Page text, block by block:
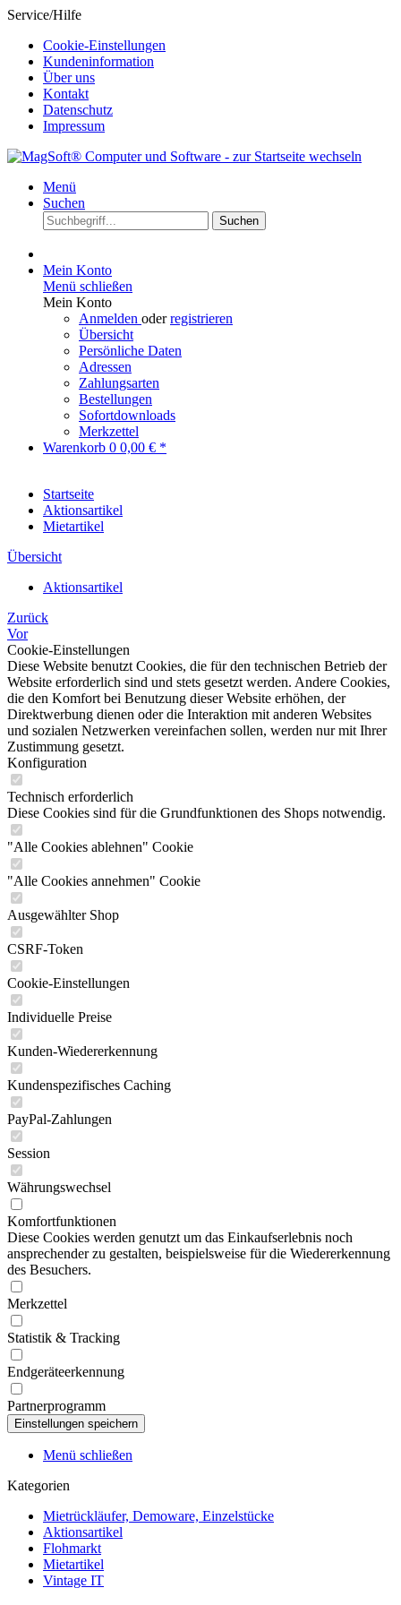
Service/Hilfe
Cookie-Einstellungen
Kundeninformation
Über uns
Kontakt
Datenschutz
Impressum
Menü
Suchen
Suchen
Mein Konto
Menü schließen
Mein Konto
Anmelden oderregistrieren
Übersicht
Persönliche Daten
Adressen
Zahlungsarten
Bestellungen
Sofortdownloads
Merkzettel
Warenkorb 0 0,00 € *
Startseite
Aktionsartikel
Mietartikel
Übersicht
Aktionsartikel
Zurück
Vor
Cookie-Einstellungen
Diese Website benutzt Cookies, die für den technischen Betrieb der
Website erforderlich sind und stets gesetzt werden. Andere Cookies,
die den Komfort bei Benutzung dieser Website erhöhen, der
Direktwerbung dienen oder die Interaktion mit anderen Websites
und sozialen Netzwerken vereinfachen sollen, werden nur mit Ihrer
Zustimmung gesetzt.
Konfiguration
Technisch erforderlich
Diese Cookies sind für die Grundfunktionen des Shops notwendig.
"Alle Cookies ablehnen" Cookie
"Alle Cookies annehmen" Cookie
Ausgewählter Shop
CSRF-Token
Cookie-Einstellungen
Individuelle Preise
Kunden-Wiedererkennung
Kundenspezifisches Caching
PayPal-Zahlungen
Session
Währungswechsel
Komfortfunktionen
Diese Cookies werden genutzt um das Einkaufserlebnis noch
ansprechender zu gestalten, beispielsweise für die Wiedererkennung
des Besuchers.
Merkzettel
Statistik & Tracking
Endgeräteerkennung
Partnerprogramm
Menü schließen
Kategorien
Mietrückläufer, Demoware, Einzelstücke
Aktionsartikel
Flohmarkt
Mietartikel
Vintage IT